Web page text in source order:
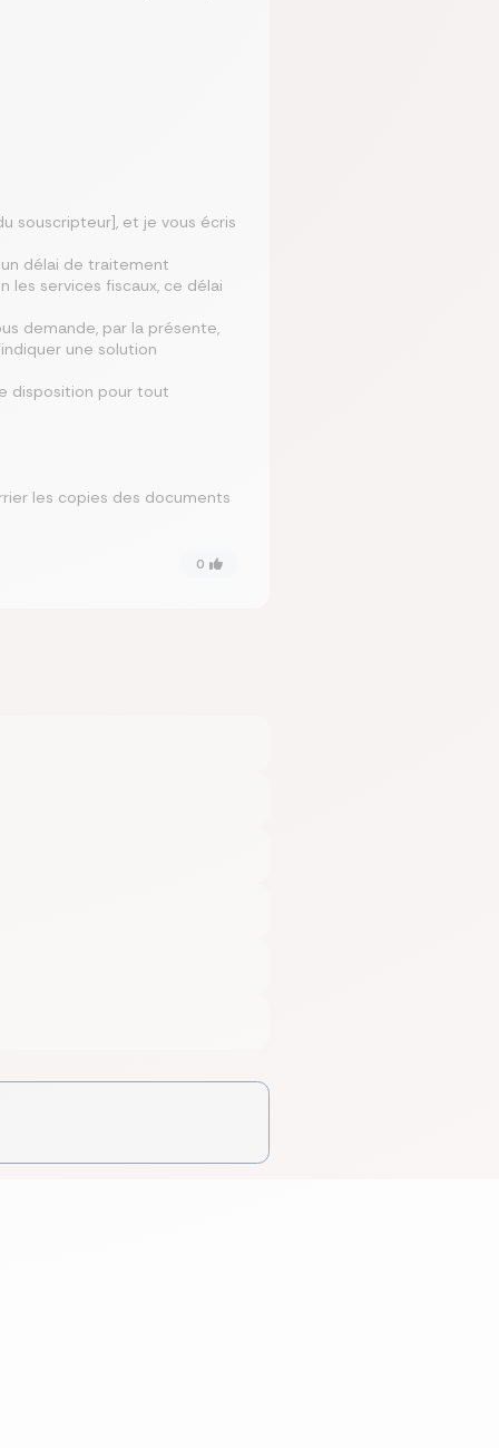
souscripteur], et je vous écris
délai de traitement
les services fiscaux, ce délai
demande, par la présente,
une solution
disposition pour tout
les copies des documents
0